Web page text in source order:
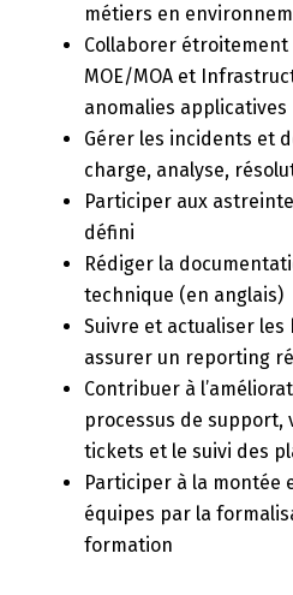
métiers en
Collaborer étroitement
MOE/MOA et
anomalies applicatives
Gérer les incidents et
charge, analyse,
Participer aux
défini
Rédiger la
technique (en anglais)
Suivre et actualiser
assurer un reporting
Contribuer à
processus de support,
tickets et le suivi des
Participer à la montée
équipes par la
formation